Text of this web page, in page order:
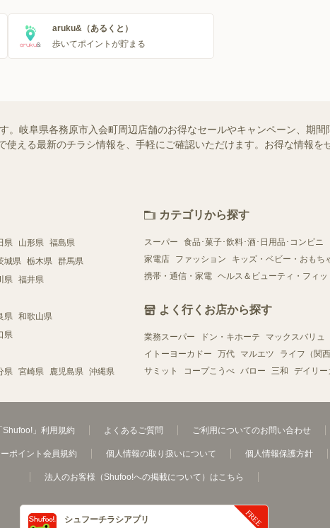
aruku&（あるくと）
歩いてポイントが貯まる
。岐阜県各務原市入会町周辺店舗のお得なセールやキャンペーン、期間
える最新のチラシ情報を、手軽にご確認いただけます。お得な情報を
県 山形県 福島県
城県 栃木県 群馬県
県 福井県
県 和歌山県
県
県 宮崎県 鹿児島県 沖縄県
カテゴリから探す
スーパー 食品･菓子･飲料･酒･日用品･コンビニ
家電店
ファッション キッズ・ベビー・おもち
携帯・通信・家電 ヘルス＆ビューティ・フィッ
よく行くお店から探す
業務スーパー ドン・キホーテ マックスバリュ
イトーヨーカドー
万代 マルエツ ライフ（関
サミット
コープこうべ バロー 三和 デイリー
「Shufoo!」利用規約 よくあるご質問 ご利用についてのお問い合わせ
ポイント会員規約 個人情報の取り扱いについて 個人情報保護方針
法人のお客様（Shufoo!への掲載について）はこちら
シュフーチラシアプリ